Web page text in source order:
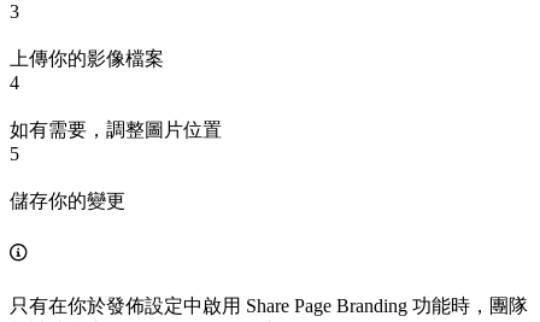
3
上傳你的影像檔案
4
如有需要，調整圖片位置
5
儲存你的變更
只有在你於發佈設定中啟用 Share Page Branding 功能時，團隊